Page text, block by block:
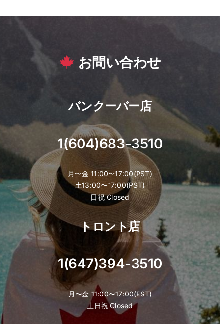
お問い合わせ
バンクーバー店
1(604)683-3510
月〜金 11:00〜17:00(PST)
土13:00〜17:00(PST)
日祝 Closed
トロント店
1(647)394-3510
月〜金 11:00〜17:00(EST)
土日祝 Closed